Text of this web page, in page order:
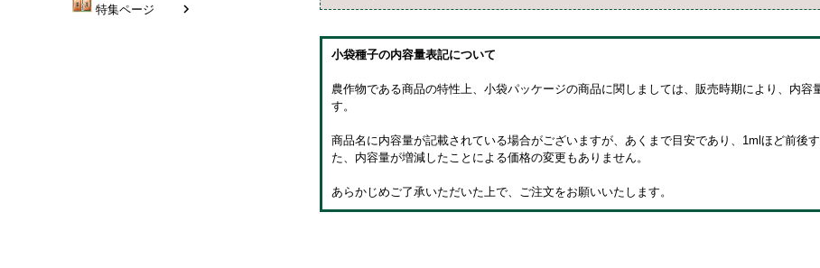
特集ページ
小袋種子の内容量表記について
農作物である商品の特性上、小袋パッケージの商品に関しましては、販売時期により、内容
す。
商品名に内容量が記載されている場合がございますが、あくまで目安であり、1mlほど前後
た、内容量が増減したことによる価格の変更もありません。
あらかじめご了承いただいた上で、ご注文をお願いいたします。